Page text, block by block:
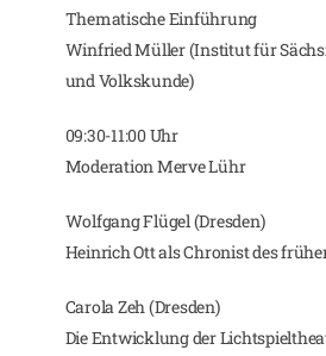
Thematische Einführung
Winfried Müller (Institut für
und Volkskunde)
09:30-11:00 Uhr
Moderation Merve Lühr
Wolfgang Flügel (Dresden)
Heinrich Ott als Chronist des
Carola Zeh (Dresden)
Die Entwicklung der